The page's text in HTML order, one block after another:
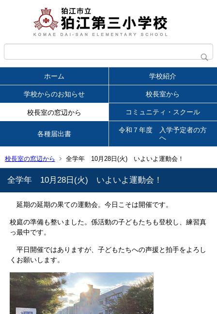
ホーム 学校紹介
学校からのお知らせ 校長室から
校長室の窓辺から コミュニティ・スクール
各種届出書
令和７年度 入学予定者の方
へ
校長室の窓辺から 全学年 10月28日(火) いよいよ運動会！
全学年 10月28日(火) いよいよ運動会！
延期の延期の果ての運動会。今日こそは開催です。
校庭の準備も整いました。係活動の子どもたちも登校し、練習真
っ最中です。
平日開催ではありますが、子どもたちへの声援と拍手をよろし
くお願いします。